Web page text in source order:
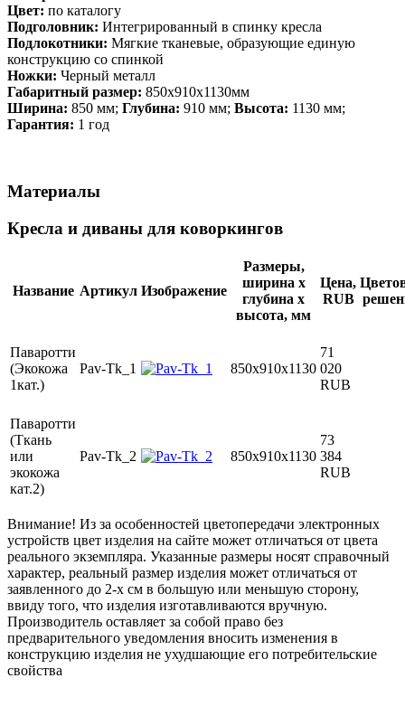
Цвет: по каталогу
Подголовник: Интегрированный в спинку кресла
Подлокотники: Мягкие тканевые, образующие единую
конструкцию со спинкой
Ножки: Черный металл
Габаритный размер: 850x910x1130мм
Ширина: 850 мм; Глубина: 910 мм; Высота: 1130 мм;
Гарантия: 1 год
Материалы
Кресла и диваны для коворкингов
Название Артикул Изображение
Размеры,
ширина х
глубина х
высота, мм
Цена,
RUB
Паваротти
(Экокожа
1кат.)
Pav-Tk_1 850x910x1130
71
020
RUB
Паваротти
(Ткань
или
экокожа
кат.2)
Pav-Tk_2 850x910x1130
73
384
RUB
Внимание! Из за особенностей цветопередачи электронных
устройств цвет изделия на сайте может отличаться от цвета
реального экземпляра. Указанные размеры носят справочный
характер, реальный размер изделия может отличаться от
заявленного до 2-х см в большую или меньшую сторону,
ввиду того, что изделия изготавливаются вручную.
Производитель оставляет за собой право без
предварительного уведомления вносить изменения в
конструкцию изделия не ухудшающие его потребительские
свойства